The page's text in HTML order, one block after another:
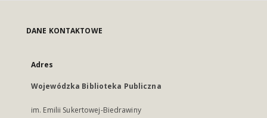
DANE KONTAKTOWE
Adres
Wojewódzka Biblioteka Publiczna
im. Emilii Sukertowej-Biedrawiny